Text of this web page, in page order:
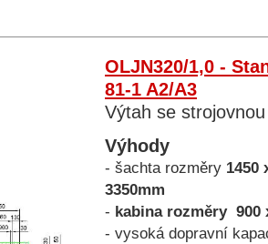
OLJN320/1,0 -
81-1 A2/A3
Výtah se
Výhody
- šachta rozměry 1450
3350mm
- kabina rozměry 900
- vysoká dopravní